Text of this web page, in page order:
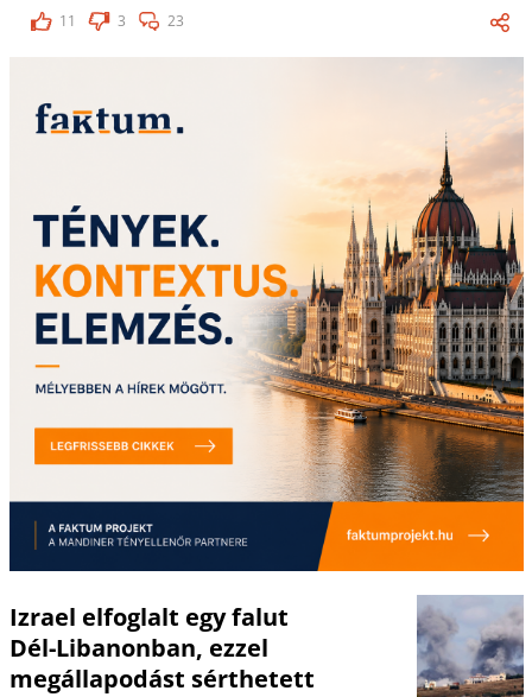
11
3 23
Izrael elfoglalt egy falut
Dél-Libanonban, ezzel
megállapodást sérthetett